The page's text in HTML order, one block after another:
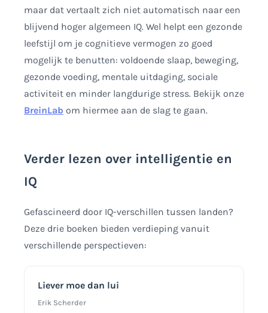
maar dat vertaalt zich niet automatisch naar een
blijvend hoger algemeen IQ. Wel helpt een gezonde
leefstijl om je cognitieve vermogen zo goed
mogelijk te benutten: voldoende slaap, beweging,
gezonde voeding, mentale uitdaging, sociale
activiteit en minder langdurige stress. Bekijk onze
BreinLab om hiermee aan de slag te gaan.
Verder lezen over intelligentie en
IQ
Gefascineerd door IQ-verschillen tussen landen?
Deze drie boeken bieden verdieping vanuit
verschillende perspectieven:
Liever moe dan lui
Erik Scherder